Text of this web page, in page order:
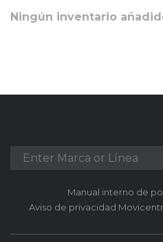
Ningún inventario
Manual interno de
Aviso de privacidad